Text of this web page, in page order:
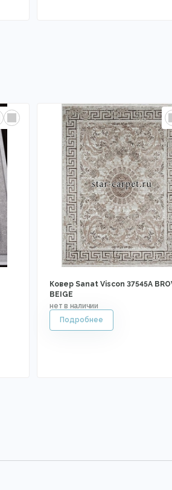
Ковер Sanat Viscon 37545A
BEIGE